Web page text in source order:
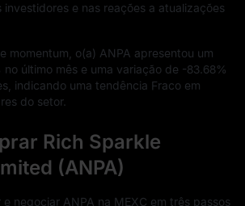
investidores e nas reações a atualizações
momentum, o(a) ANPA apresentou um
no último mês e uma variação de -83.68%
indicando uma tendência Fraco em
do setor.
Rich Sparkle
(ANPA)
negociar ANPA na MEXC em três passos